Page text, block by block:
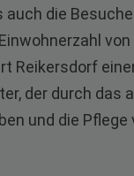
auch die
von
Reikersdorf
der durch das
und die Pflege